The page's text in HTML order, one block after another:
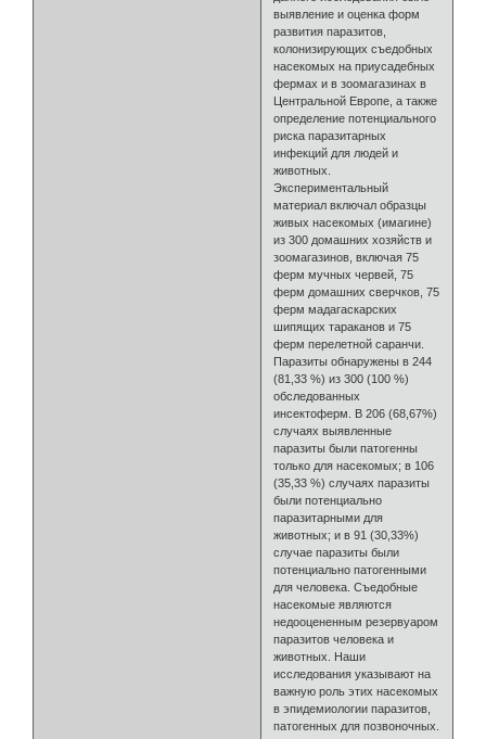
выявление и оценка форм
развития паразитов,
колонизирующих съедобных
насекомых на приусадебных
фермах и в зоомагазинах в
Центральной Европе, а также
определение потенциального
риска паразитарных
инфекций для людей и
животных.
Экспериментальный
материал включал образцы
живых насекомых (имагине)
из 300 домашних хозяйств и
зоомагазинов, включая 75
ферм мучных червей, 75
ферм домашних сверчков, 75
ферм мадагаскарских
шипящих тараканов и 75
ферм перелетной саранчи.
Паразиты обнаружены в 244
(81,33 %) из 300 (100 %)
обследованных
инсектоферм. В 206 (68,67%)
случаях выявленные
паразиты были патогенны
только для насекомых; в 106
(35,33 %) случаях паразиты
были потенциально
паразитарными для
животных; и в 91 (30,33%)
случае паразиты были
потенциально патогенными
для человека. Съедобные
насекомые являются
недооцененным резервуаром
паразитов человека и
животных. Наши
исследования указывают на
важную роль этих насекомых
в эпидемиологии паразитов,
патогенных для позвоночных.